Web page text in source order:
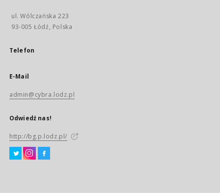
ul. Wólczańska 223
93-005 Łódź, Polska
Telefon
E-Mail
admin@cybra.lodz.pl
Odwiedź nas!
http://bg.p.lodz.pl/